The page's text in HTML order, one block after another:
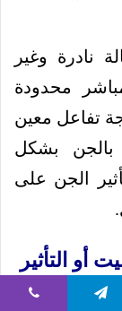
نادرة وغير
محدودة
تفاعل معين
بالجن بشكل
الجن على
أو التأثير